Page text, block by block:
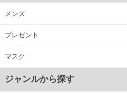
メンズ
プレゼント
マスク
ジャンルから探す